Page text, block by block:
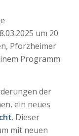
um 20
Pforzheimer
Programm
der
ein neues
. Dieser
mit neuen